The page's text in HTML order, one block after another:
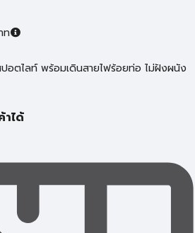
ท
อตไลท์ พร้อมเดินสายไฟร้อยท่อ ไม่ฝังผนัง
าได้